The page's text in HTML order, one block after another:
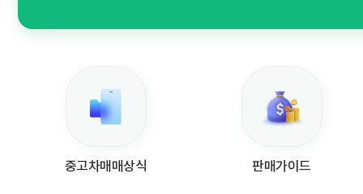
중고차매매상식 판매가이드